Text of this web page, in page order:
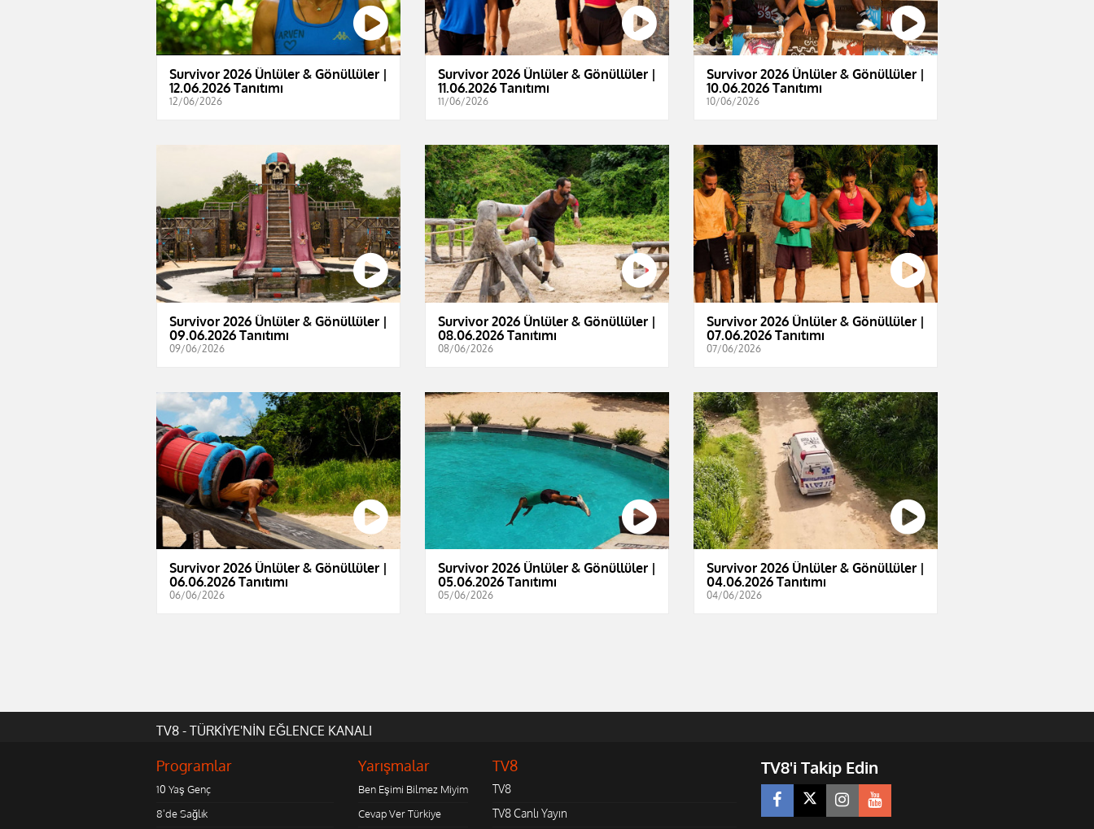
Survivor 2026 Ünlüler & Gönüllüler |
12.06.2026 Tanıtımı
12/06/2026
Survivor 2026 Ünlüler & Gönüllüler |
11.06.2026 Tanıtımı
11/06/2026
Survivor 2026 Ünlüler & Gönüllüler |
10.06.2026 Tanıtımı
10/06/2026
Survivor 2026 Ünlüler & Gönüllüler |
09.06.2026 Tanıtımı
09/06/2026
Survivor 2026 Ünlüler & Gönüllüler |
08.06.2026 Tanıtımı
08/06/2026
Survivor 2026 Ünlüler & Gönüllüler |
07.06.2026 Tanıtımı
07/06/2026
Survivor 2026 Ünlüler & Gönüllüler |
06.06.2026 Tanıtımı
06/06/2026
Survivor 2026 Ünlüler & Gönüllüler |
05.06.2026 Tanıtımı
05/06/2026
Survivor 2026 Ünlüler & Gönüllüler |
04.06.2026 Tanıtımı
04/06/2026
TV8 - TÜRKİYE'NİN EĞLENCE KANALI
Programlar
10 Yaş Genç
8'de Sağlık
Yarışmalar
Ben Eşimi Bilmez Miyim
Cevap Ver Türkiye
TV8
TV8
TV8 Canlı Yayın
TV8'i Takip Edin